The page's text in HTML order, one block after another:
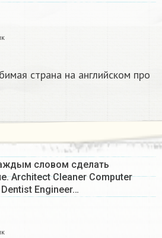
страна на английском про
словом сделать
Architect Cleaner Computer
Engineer…